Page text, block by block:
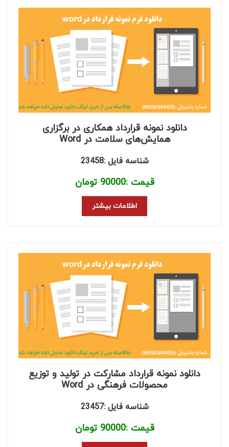
دانلود نمونه قرارداد همکاری در برگزاری
همایش‌های سلامت در Word
شناسه فایل :23458
قیمت :90000 تومان
اطلاعات بیشتر
دانلود نمونه قرارداد مشارکت در تولید و توزیع
محصولات فرهنگی در Word
شناسه فایل :23457
قیمت :90000 تومان